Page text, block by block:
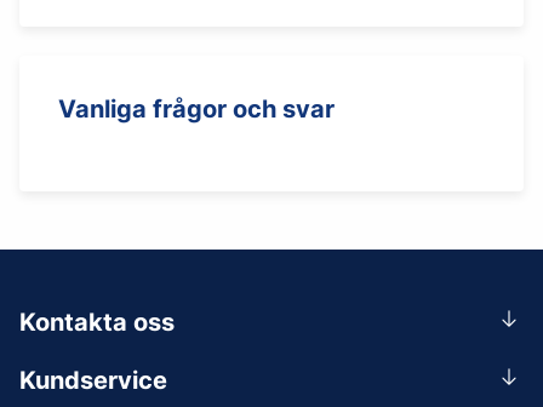
Vanliga frågor och svar
Kundservice
Kontakta oss
0156-409 00
Mån-Tors 07.30-16:30, Fre 07.30-15.00.